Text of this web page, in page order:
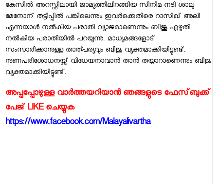
കേസില്‍ അറസ്റ്റിലായി ജാമ്യത്തിലിറങ്ങിയ സിനിമ നടി ശാലു
മേനോന് തട്ടിപ്പില്‍ പങ്കിലെന്നും ഇവര്‍ക്കെതിരെ റാസിഖ് അലി
എന്നയാള്‍ നല്‍കിയ പരാതി വ്യാജമാണെന്നും ബിജു എഴുതി
നല്‍കിയ പരാതിയില്‍ പറയുന്നു. മാധ്യമങ്ങളോട്
സംസാരിക്കാനുള്ള താത്പര്യവും ബിജു വ്യക്തമാക്കിയിട്ടുണ്ട്.
നുണപരിശോധനയ്ക്ക് വിധേയനാവാന്‍ താന്‍ തയ്യാറാണെന്നും ബിജു
വ്യക്തമാക്കിയിട്ടുണ്ട്.
അപ്പപ്പോഴുള്ള വാര്‍ത്തയറിയാന്‍ ഞങ്ങളുടെ ഫേസ്‌ബുക്ക്‌
പേജ് LIKE ചെയ്യുക
https://www.facebook.com/Malayalivartha